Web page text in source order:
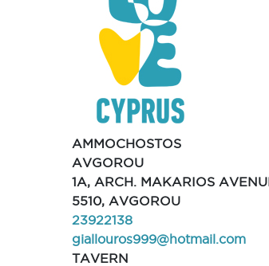
AMMOCHOSTOS
AVGOROU
1A, ARCH. MAKARIOS
5510, AVGOROU
23922138
giallouros999@hotmail.com
TAVERN